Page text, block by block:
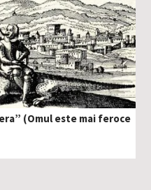
(Omul este mai feroce